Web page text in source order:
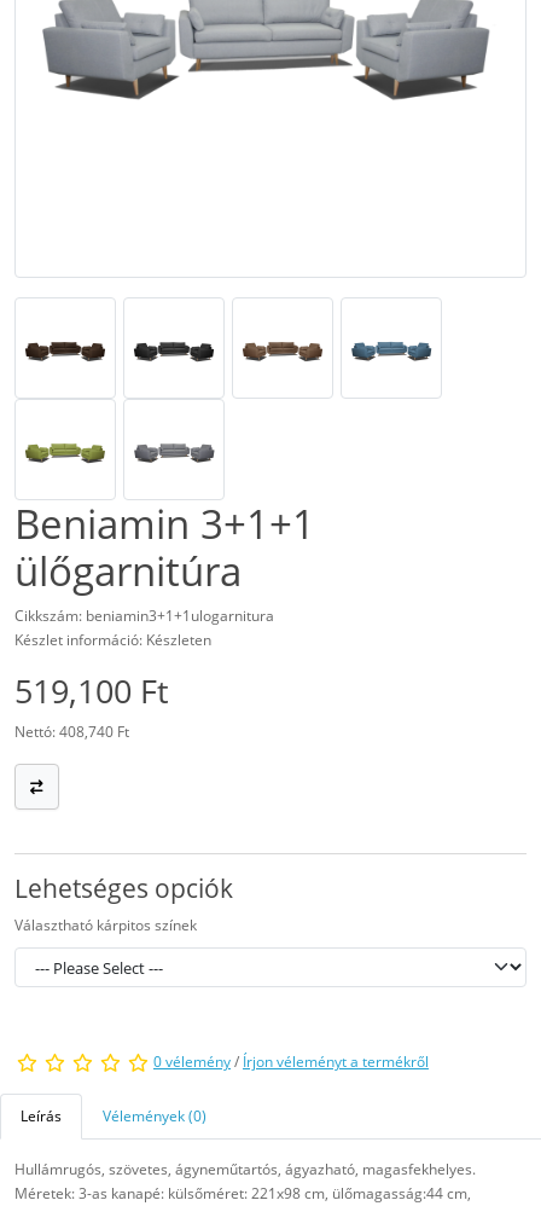
Beniamin 3+1+1
ülőgarnitúra
Cikkszám: beniamin3+1+1ulogarnitura
Készlet információ: Készleten
519,100 Ft
Nettó: 408,740 Ft
Lehetséges opciók
Választható kárpitos színek
0 vélemény/ Írjon véleményt a termékről
Leírás Vélemények (0)
Hullámrugós, szövetes, ágyneműtartós, ágyazható, magasfekhelyes.
Méretek: 3-as kanapé: külsőméret: 221x98 cm, ülőmagasság:44 cm,